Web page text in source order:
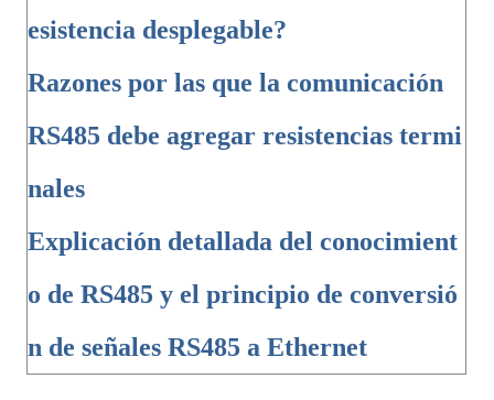
esistencia desplegable?
Razones por las que la comunicación
RS485 debe agregar resistencias termi
nales
Explicación detallada del conocimient
o de RS485 y el principio de conversió
n de señales RS485 a Ethernet